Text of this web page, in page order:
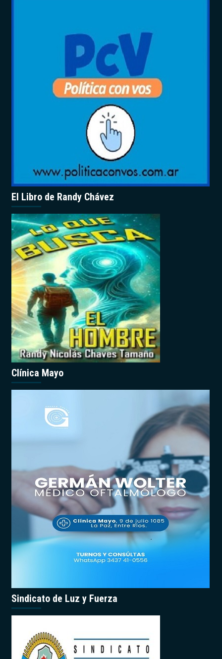
El Libro de Randy Chávez
Clínica Mayo
Sindicato de Luz y Fuerza